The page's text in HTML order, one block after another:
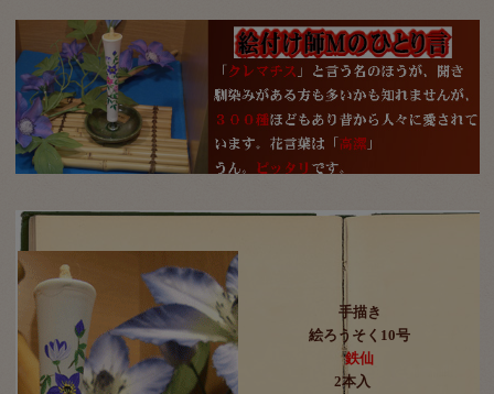
手描き
絵ろうそく10号
鉄仙
2本入